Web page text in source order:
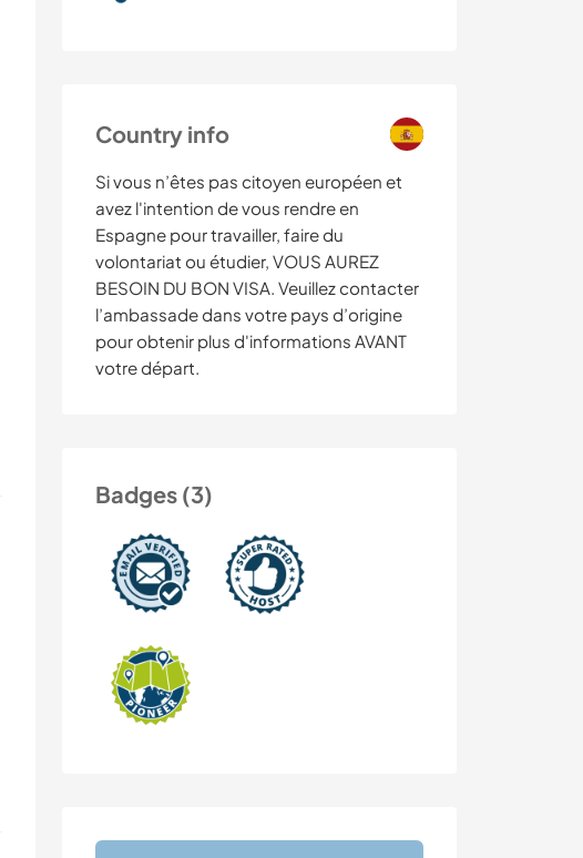
Country info
Si vous n’êtes pas citoyen européen et
avez l'intention de vous rendre en
Espagne pour travailler, faire du
volontariat ou étudier, VOUS AUREZ
BESOIN DU BON VISA. Veuillez contacter
l’ambassade dans votre pays d’origine
pour obtenir plus d'informations AVANT
votre départ.
Badges (3)